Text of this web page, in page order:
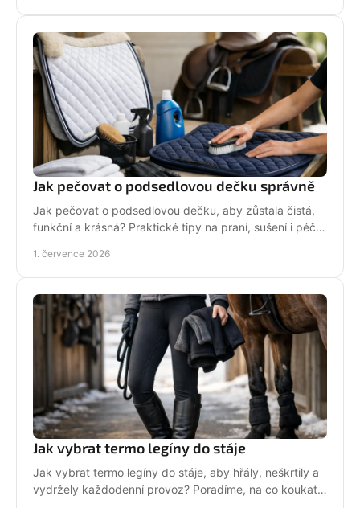
Jak pečovat o podsedlovou dečku správně
Jak pečovat o podsedlovou dečku, aby zůstala čistá,
funkční a krásná? Praktické tipy na praní, sušení i péči
1. července 2026
Jak vybrat termo legíny do stáje
Jak vybrat termo legíny do stáje, aby hřály, neškrtily a
vydržely každodenní provoz? Poradíme, na co koukat